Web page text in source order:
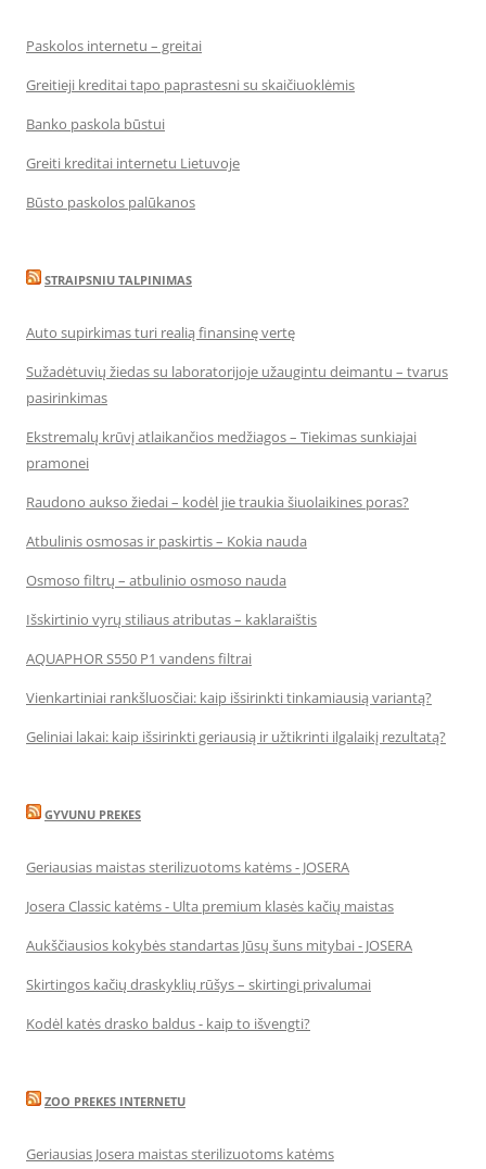
Paskolos internetu – greitai
Greitieji kreditai tapo paprastesni su skaičiuoklėmis
Banko paskola būstui
Greiti kreditai internetu Lietuvoje
Būsto paskolos palūkanos
STRAIPSNIU TALPINIMAS
Auto supirkimas turi realią finansinę vertę
Sužadėtuvių žiedas su laboratorijoje užaugintu deimantu – tvarus
pasirinkimas
Ekstremalų krūvį atlaikančios medžiagos – Tiekimas sunkiajai
pramonei
Raudono aukso žiedai – kodėl jie traukia šiuolaikines poras?
Atbulinis osmosas ir paskirtis – Kokia nauda
Osmoso filtrų – atbulinio osmoso nauda
Išskirtinio vyrų stiliaus atributas – kaklaraištis
AQUAPHOR S550 P1 vandens filtrai
Vienkartiniai rankšluosčiai: kaip išsirinkti tinkamiausią variantą?
Geliniai lakai: kaip išsirinkti geriausią ir užtikrinti ilgalaikį rezultatą?
GYVUNU PREKES
Geriausias maistas sterilizuotoms katėms - JOSERA
Josera Classic katėms - Ulta premium klasės kačių maistas
Aukščiausios kokybės standartas Jūsų šuns mitybai - JOSERA
Skirtingos kačių draskyklių rūšys – skirtingi privalumai
Kodėl katės drasko baldus - kaip to išvengti?
ZOO PREKES INTERNETU
Geriausias Josera maistas sterilizuotoms katėms